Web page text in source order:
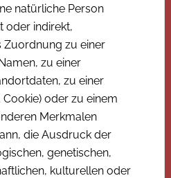
natürliche Person
oder indirekt,
Zuordnung zu einer
zu einer
zu einer
Cookie) oder zu einem
Merkmalen
die Ausdruck der
genetischen,
kulturellen oder